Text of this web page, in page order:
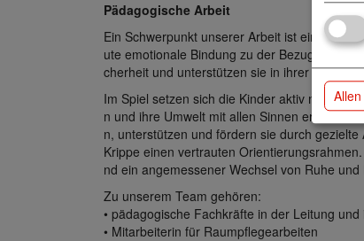
Pädagogische Arbeit
Ein Schwerpunkt unserer Arbeit ist eine
ute emotionale Bindung zu der
cherheit und unterstützen sie in ihrer
Im Spiel setzen sich die Kinder aktiv mit ihrer
n und ihre Umwelt mit allen Sinnen erfahren.
n, unterstützen und fördern sie durch
Krippe einen vertrauten
nd ein angemessener Wechsel von Ruhe und
Zu unserem Team gehören:
• pädagogische Fachkräfte in der Leitung
• Mitarbeiterin für Raumpflegearbeiten